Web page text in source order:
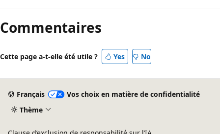
Mode
lecture
désactivé
Commentaires
Cette page a-t-elle été utile ? Yes No
Français
Vos choix en matière de confidentialité
Thème